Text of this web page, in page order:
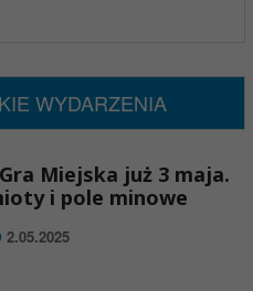
WYDARZENIA
Miejska już 3 maja.
i pole minowe
2.05.2025